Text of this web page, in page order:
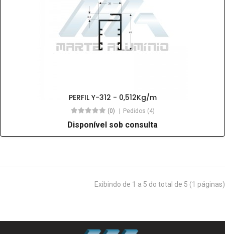
PERFIL Y-312 - 0,512Kg/m
(0) Pedidos (4)
Disponível sob consulta
Exibindo de 1 a 5 do total de 5 (1 páginas)